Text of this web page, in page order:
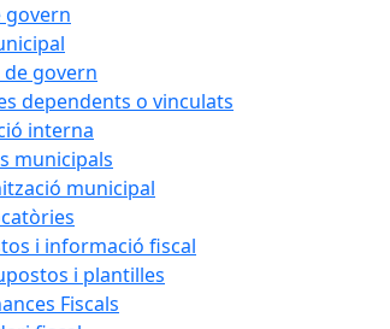
govern
de govern
dependents o vinculats
interna
municipals
municipal
i informació fiscal
i plantilles
Fiscals